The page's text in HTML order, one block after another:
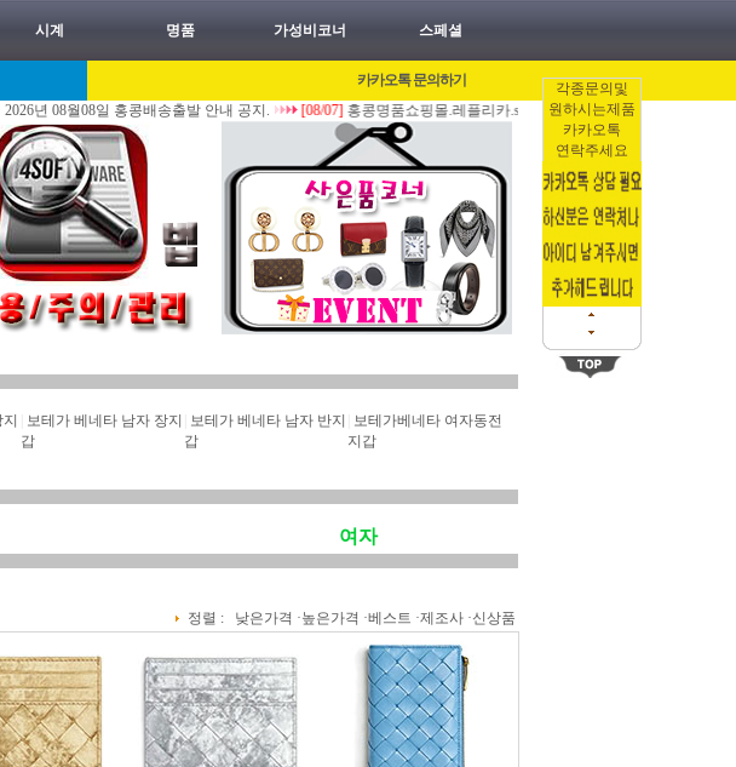
각종문의및
원하시는제품
카카오톡
연락주세요
시계 명품 가성비코너 스페셜
카카오톡 문의하기
월08일 홍콩배송출발 안내 공지. [08/07]홍콩명품쇼핑몰.레플리카.st.홍콩허수아비 2026년 08월07일 홍콩배
보테가 베네타 남자 장지
갑
보테가 베네타 남자 반지
갑
보테가베네타 여자동전
지갑
여자
정렬 : 낮은가격 ·높은가격 ·베스트 ·제조사 ·신상품